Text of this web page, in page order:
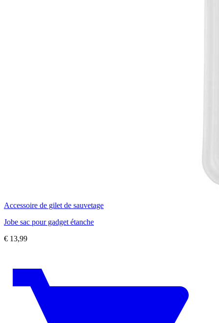
Accessoire de gilet de sauvetage
Jobe sac pour gadget étanche
€ 13,99